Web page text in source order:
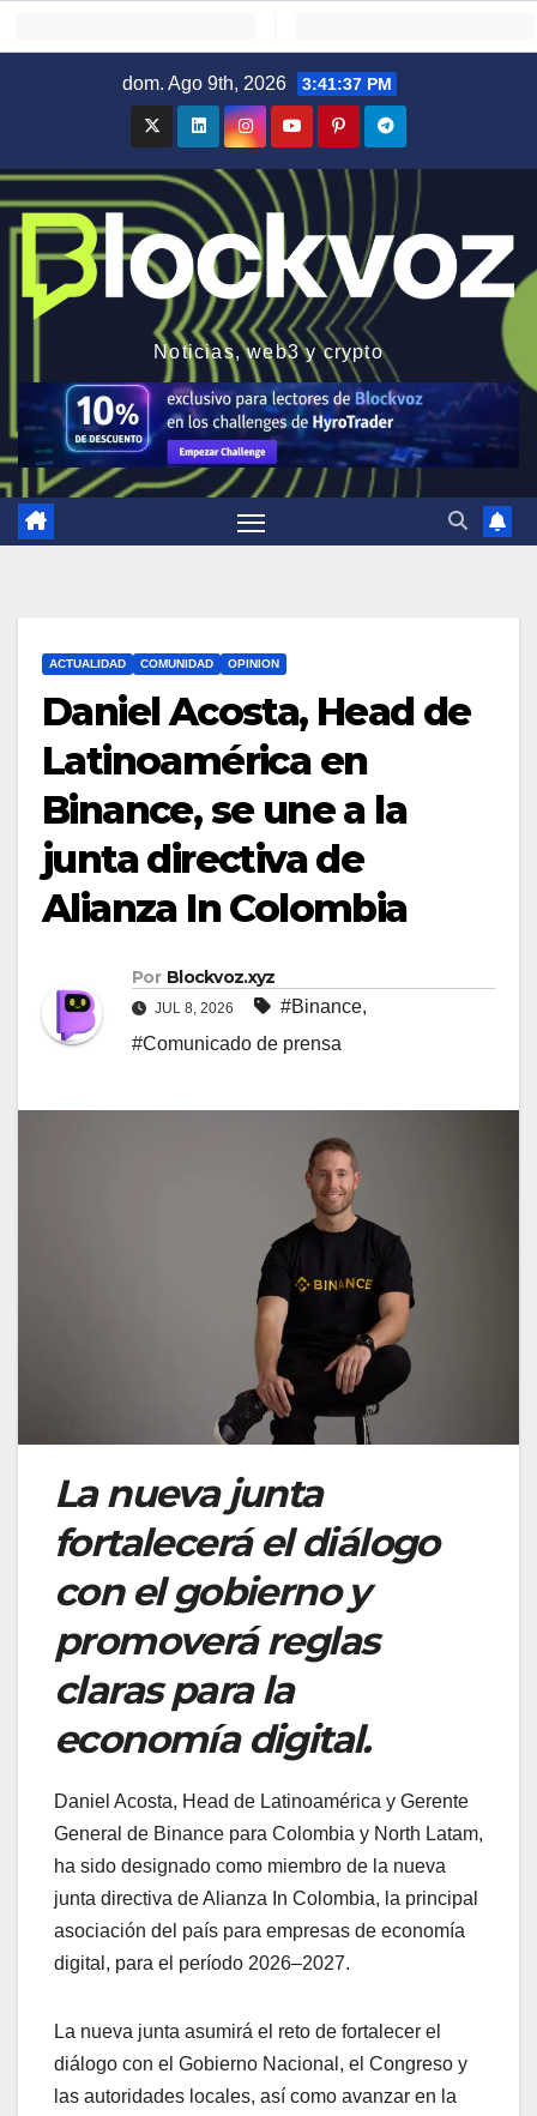
dom. Ago 9th, 2026 3:41:38 PM
Noticias, web3 y crypto
ACTUALIDAD COMUNIDAD OPINION
Daniel Acosta, Head de
Latinoamérica en
Binance, se une a la
junta directiva de
Alianza In Colombia
Por Blockvoz.xyz
JUL 8, 2026 #Binance,
#Comunicado de prensa
La nueva junta
fortalecerá el diálogo
con el gobierno y
promoverá reglas
claras para la
economía digital.
Daniel Acosta, Head de Latinoamérica y Gerente
General de Binance para Colombia y North Latam,
ha sido designado como miembro de la nueva
junta directiva de Alianza In Colombia, la principal
asociación del país para empresas de economía
digital, para el período 2026–2027.
La nueva junta asumirá el reto de fortalecer el
diálogo con el Gobierno Nacional, el Congreso y
las autoridades locales, así como avanzar en la